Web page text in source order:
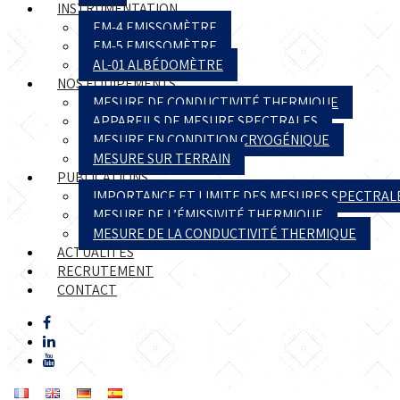
INSTRUMENTATION
EM-4 EMISSOMÈTRE
EM-5 EMISSOMÈTRE
AL-01 ALBÉDOMÈTRE
NOS ÉQUIPEMENTS
MESURE DE CONDUCTIVITÉ THERMIQUE
APPAREILS DE MESURE SPECTRALES
MESURE EN CONDITION CRYOGÉNIQUE
MESURE SUR TERRAIN
PUBLICATIONS
IMPORTANCE ET LIMITE DES MESURES
MESURE DE L’ÉMISSIVITÉ THERMIQUE
MESURE DE LA CONDUCTIVITÉ THERMIQUE
ACTUALITÉS
RECRUTEMENT
CONTACT